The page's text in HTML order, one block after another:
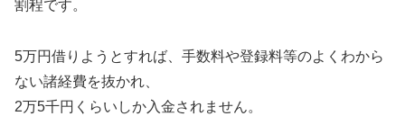
割程です。
5万円借りようとすれば、手数料や登録料等のよくわから
ない諸経費を抜かれ、
2万5千円くらいしか入金されません。